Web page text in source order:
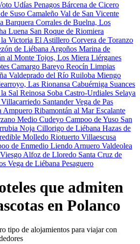
Udías Penagos Bárcena de Cicero
Suso Camaleño Val de San Vicente
Barquera Corrales de Buelna, Los
Luena San Roque de Riomiera
la Victoria El Astillero Corvera de Toranzo
de Liébana Argoños Marina de
al Monte Tojos, Los Miera Liérganes
Camargo Bareyo Reocín Limpias
Valdeprado del Río Ruiloba Miengo
Las Rionansa Cabuérniga Suances
Sal Reinosa Soba Castro-Urdiales Selaya
Villacarriedo SantanderVega de Pas
Ampuero Ribamontán al MarEscalante
Medio Cudeyo Campoo de Yuso San
Noja Cillorigo de Liébana Hazas de
Molledo Riotuerto Villaescusa
de Enmedio Liendo Arnuero Valdeolea
Alfoz de Lloredo Santa Cruz de
Vega de Liébana Pesaguero
que admiten
en Polanco
tipo de alojamientos para viajar con